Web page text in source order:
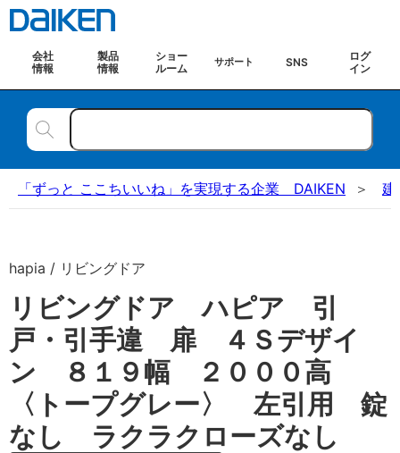
会社
情報
製品
情報
ショー
ルーム
サポート SNS
ログ
イン
「ずっと ここちいいね」を実現する企業 DAIKEN 建
hapia / リビングドア
リビングドア ハピア 引
戸・引手違 扉 ４Ｓデザイ
ン ８１９幅 ２０００高
〈トープグレー〉 左引用 錠
なし ラクラクローズなし